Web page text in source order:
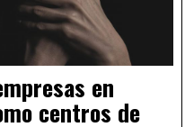
en
centros de